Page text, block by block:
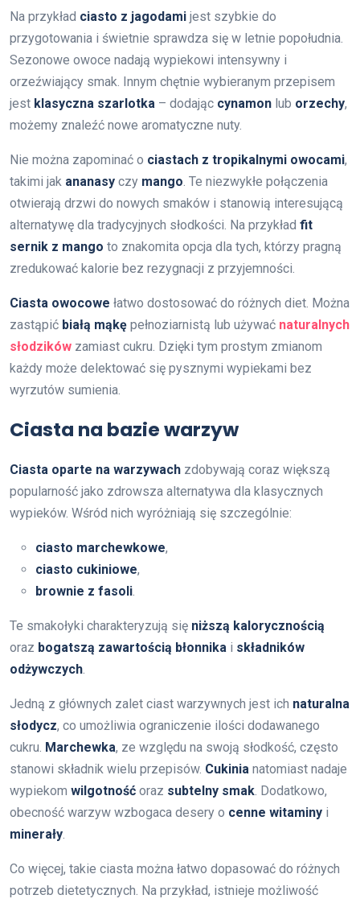
Na przykład ciasto z jagodami jest szybkie do
przygotowania i świetnie sprawdza się w letnie popołudnia.
Sezonowe owoce nadają wypiekowi intensywny i
orzeźwiający smak. Innym chętnie wybieranym przepisem
jest klasyczna szarlotka – dodając cynamon lub orzechy,
możemy znaleźć nowe aromatyczne nuty.
Nie można zapominać o ciastach z tropikalnymi owocami,
takimi jak ananasy czy mango . Te niezwykłe połączenia
otwierają drzwi do nowych smaków i stanowią interesującą
alternatywę dla tradycyjnych słodkości. Na przykład fit
sernik z mango to znakomita opcja dla tych, którzy pragną
zredukować kalorie bez rezygnacji z przyjemności.
Ciasta owocowe łatwo dostosować do różnych diet. Można
zastąpić białą mąkę pełnoziarnistą lub używać naturalnych
słodzików zamiast cukru. Dzięki tym prostym zmianom
każdy może delektować się pysznymi wypiekami bez
wyrzutów sumienia.
Ciasta na bazie warzyw
Ciasta oparte na warzywach zdobywają coraz większą
popularność jako zdrowsza alternatywa dla klasycznych
wypieków. Wśród nich wyróżniają się szczególnie:
ciasto marchewkowe,
ciasto cukiniowe,
brownie z fasoli
Te smakołyki charakteryzują się niższą kalorycznością
oraz bogatszą zawartością błonnika i składników
odżywczych
Jedną z głównych zalet ciast warzywnych jest ich naturalna
słodycz, co umożliwia ograniczenie ilości dodawanego
cukru. Marchewka, ze względu na swoją słodkość, często
stanowi składnik wielu przepisów. Cukinia natomiast nadaje
wypiekom wilgotność oraz subtelny smak . Dodatkowo,
obecność warzyw wzbogaca desery o cenne witaminy i
minerały
Co więcej, takie ciasta można łatwo dopasować do różnych
potrzeb dietetycznych. Na przykład, istnieje możliwość